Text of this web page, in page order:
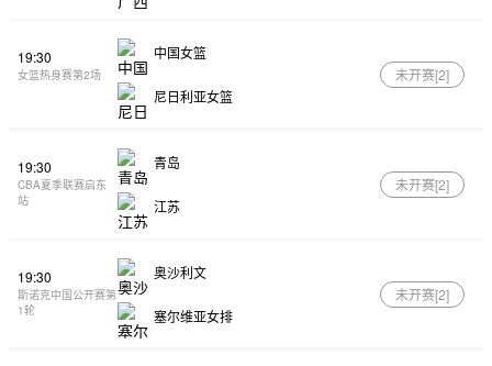
19:30
女篮热身赛第2场
中国女篮
尼日利亚女篮
未开赛[2]
19:30
CBA夏季联赛启东
站
青岛
江苏
未开赛[2]
19:30
斯诺克中国公开赛第
1轮
奥沙利文
塞尔维亚女排
未开赛[2]